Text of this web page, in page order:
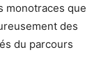
monotraces que
des
du parcours